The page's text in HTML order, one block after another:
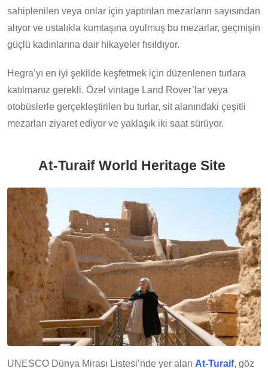
sahiplenilen veya onlar için yaptırılan mezarların sayısından
alıyor ve ustalıkla kumtaşına oyulmuş bu mezarlar, geçmişin
güçlü kadınlarına dair hikayeler fısıldıyor.
Hegra’yı en iyi şekilde keşfetmek için düzenlenen turlara
katılmanız gerekli. Özel vintage Land Rover’lar veya
otobüslerle gerçekleştirilen bu turlar, sit alanındaki çeşitli
mezarları ziyaret ediyor ve yaklaşık iki saat sürüyor.
At-Turaif World Heritage Site
UNESCO Dünya Mirası Listesi’nde yer alan At-Turaif, göz